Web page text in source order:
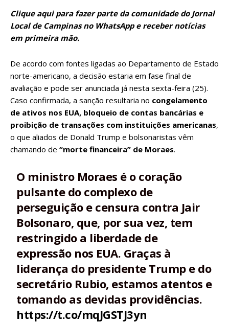
Clique aqui para fazer parte da comunidade do Jornal
Local de Campinas no WhatsApp e receber notícias
em primeira mão.
De acordo com fontes ligadas ao Departamento de Estado
norte-americano, a decisão estaria em fase final de
avaliação e pode ser anunciada já nesta sexta-feira (25).
Caso confirmada, a sanção resultaria no congelamento
de ativos nos EUA, bloqueio de contas bancárias e
proibição de transações com instituições americanas,
o que aliados de Donald Trump e bolsonaristas vêm
chamando de “morte financeira” de Moraes.
O ministro Moraes é o coração
pulsante do complexo de
perseguição e censura contra Jair
Bolsonaro, que, por sua vez, tem
restringido a liberdade de
expressão nos EUA. Graças à
liderança do presidente Trump e do
secretário Rubio, estamos atentos e
tomando as devidas providências.
https://t.co/mqJGSTJ3yn